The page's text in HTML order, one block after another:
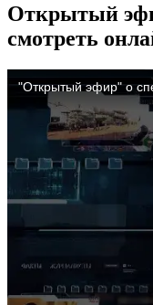
Открытый
смотреть